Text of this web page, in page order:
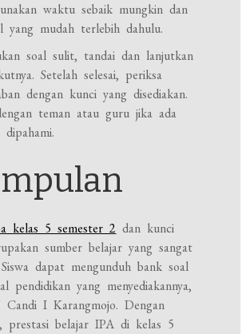
waktu sebaik mungkin dan
yang mudah terlebih dahulu.
soal sulit, tandai dan lanjutkan
Setelah selesai, periksa
dengan kunci yang disediakan.
teman atau guru jika ada
kelas 5 semester 2 dan kunci
sumber belajar yang sangat
dapat mengunduh bank soal
pendidikan yang menyediakannya,
Candi I Karangmojo. Dengan
prestasi belajar IPA di kelas 5